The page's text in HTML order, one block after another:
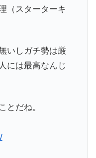
（スターターキ
いしガチ勢は厳
には最高なんじ
とだね。